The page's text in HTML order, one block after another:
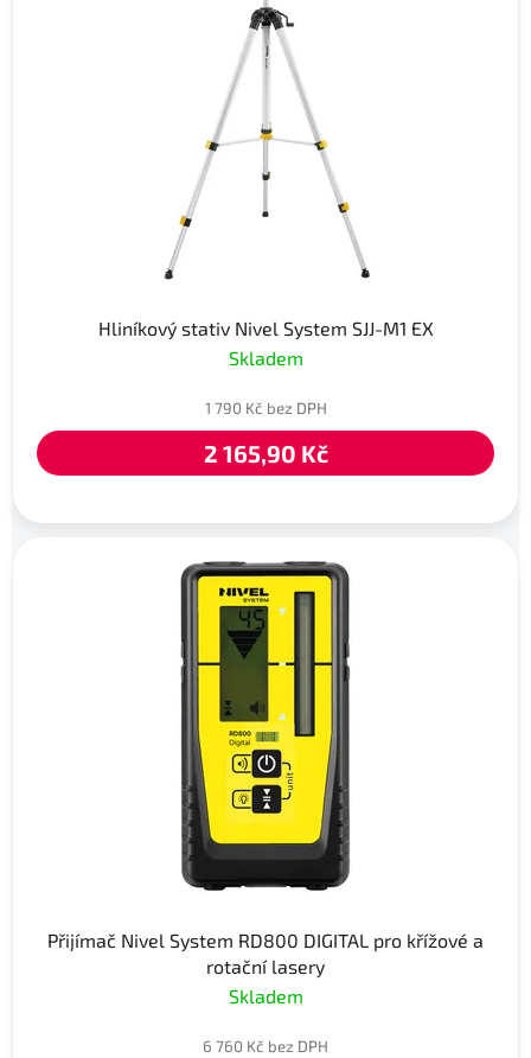
Hliníkový stativ Nivel System SJJ-M1 EX
Skladem
1 790 Kč bez DPH
2 165,90 Kč
Přijímač Nivel System RD800 DIGITAL pro křížové a
rotační lasery
Skladem
6 760 Kč bez DPH